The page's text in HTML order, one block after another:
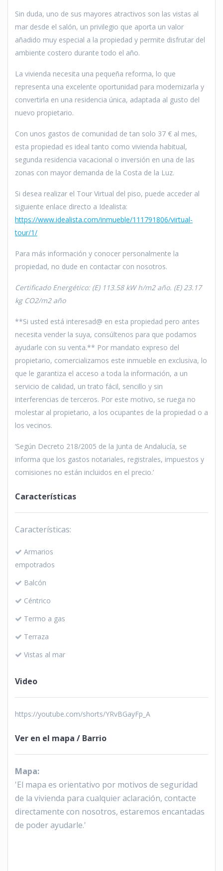
Sin duda, uno de sus mayores atractivos son las vistas al
mar desde el salón, un privilegio que aporta un valor
añadido muy especial a la propiedad y permite disfrutar del
ambiente costero durante todo el año.
La vivienda necesita una pequeña reforma, lo que
representa una excelente oportunidad para modernizarla y
convertirla en una residencia única, adaptada al gusto del
nuevo propietario.
Con unos gastos de comunidad de tan solo 37 € al mes,
esta propiedad es ideal tanto como vivienda habitual,
segunda residencia vacacional o inversión en una de las
zonas con mayor demanda de la Costa de la Luz.
Si desea realizar el Tour Virtual del piso, puede acceder al
siguiente enlace directo a Idealista:
https://www.idealista.com/inmueble/111791806/virtual-
tour/1/
Para más información y conocer personalmente la
propiedad, no dude en contactar con nosotros.
Certificado Energético: (E) 113.58 kW h/m2 año. (E) 23.17
kg CO2/m2 año
**Si usted está interesad@ en esta propiedad pero antes
necesita vender la suya, consúltenos para que podamos
ayudarle con su venta.** Por mandato expreso del
propietario, comercializamos este inmueble en exclusiva, lo
que le garantiza el acceso a toda la información, a un
servicio de calidad, un trato fácil, sencillo y sin
interferencias de terceros. Por este motivo, se ruega no
molestar al propietario, a los ocupantes de la propiedad o a
los vecinos.
‘Según Decreto 218/2005 de la Junta de Andalucía, se
informa que los gastos notariales, registrales, impuestos y
comisiones no están incluidos en el precio.’
Características
Características:
Armarios
empotrados
Balcón
Céntrico
Termo a gas
Terraza
Vistas al mar
Video
https://youtube.com/shorts/YRvBGayFp_A
Ver en el mapa / Barrio
Mapa:
'El mapa es orientativo por motivos de seguridad
de la vivienda para cualquier aclaración, contacte
directamente con nosotros, estaremos encantadas
de poder ayudarle.'